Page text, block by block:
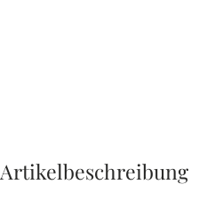
Artikelbeschreibung